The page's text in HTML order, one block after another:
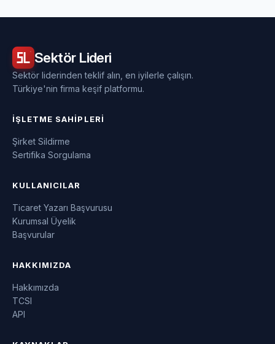
Sektör Lideri
Sektör liderinden teklif alın, en iyilerle çalışın.
Türkiye'nin firma keşif platformu.
İŞLETME SAHIPLERI
Şirket Sildirme
Sertifika Sorgulama
KULLANICILAR
Ticaret Yazarı Başvurusu
Kurumsal Üyelik
Başvurular
HAKKIMIZDA
Hakkımızda
TCSI
API